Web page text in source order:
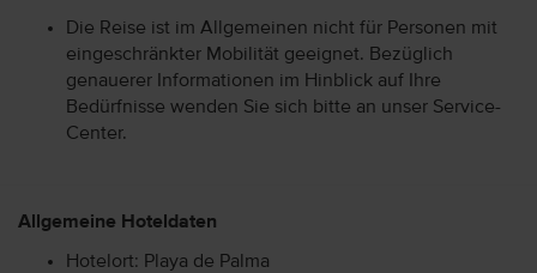
Die Reise ist im Allgemeinen nicht für Personen mit
eingeschränkter Mobilität geeignet. Bezüglich
genauerer Informationen im Hinblick auf Ihre
Bedürfnisse wenden Sie sich bitte an unser Service-
Center.
Allgemeine Hoteldaten
Hotelort: Playa de Palma